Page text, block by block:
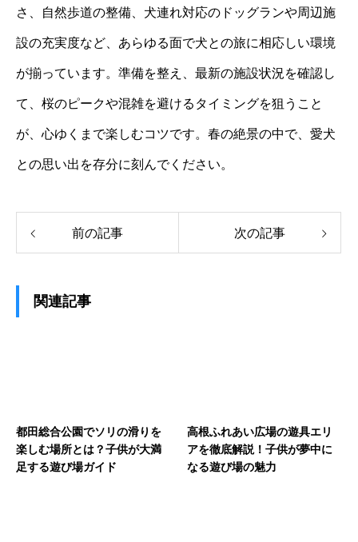
さ、自然歩道の整備、犬連れ対応のドッグランや周辺施
設の充実度など、あらゆる面で犬との旅に相応しい環境
が揃っています。準備を整え、最新の施設状況を確認し
て、桜のピークや混雑を避けるタイミングを狙うこと
が、心ゆくまで楽しむコツです。春の絶景の中で、愛犬
との思い出を存分に刻んでください。
前の記事 次の記事
関連記事
都田総合公園でソリの滑りを
楽しむ場所とは？子供が大満
足する遊び場ガイド
高根ふれあい広場の遊具エリ
アを徹底解説！子供が夢中に
なる遊び場の魅力